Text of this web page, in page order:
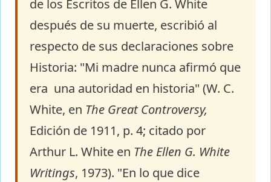
de los Escritos de Ellen G. White
después de su muerte, escribió al
respecto de sus declaraciones sobre
Historia: "Mi madre nunca afirmó que
era una autoridad en historia" (W. C.
White, en The Great Controversy,
Edición de 1911, p. 4; citado por
Arthur L. White en The Ellen G. White
Writings, 1973). "En lo que dice